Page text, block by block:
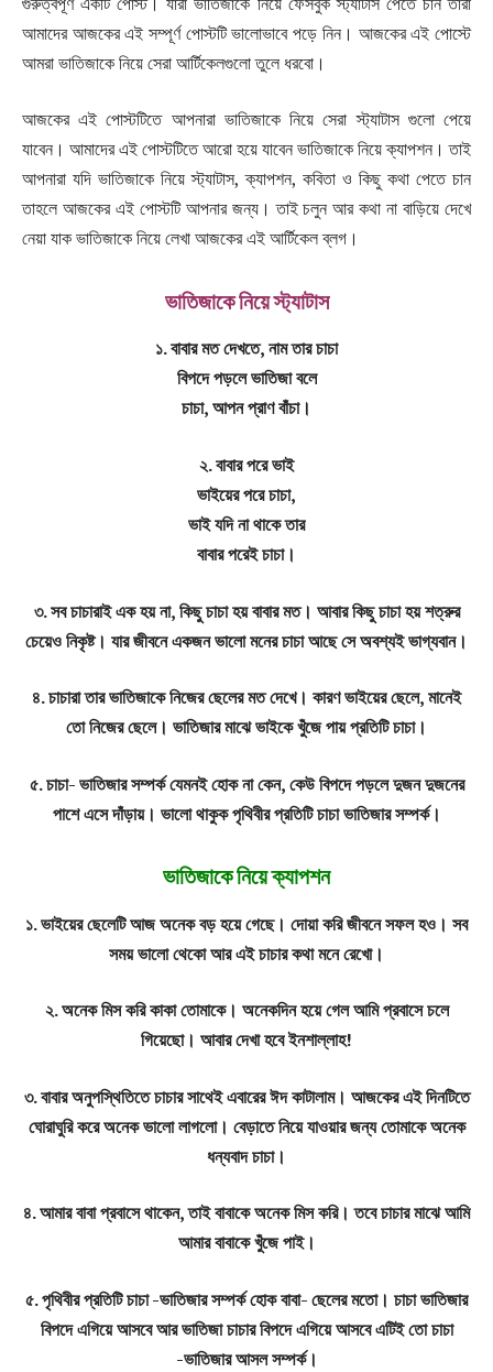
আমাদের আজকের এই সম্পূর্ণ পোস্টটি ভালোভাবে পড়ে নিন। আজকের এই পোস্টে
আমরা ভাতিজাকে নিয়ে সেরা আর্টিকেলগুলো তুলে ধরবো।
আজকের এই পোস্টটিতে আপনারা ভাতিজাকে নিয়ে সেরা স্ট্যাটাস গুলো পেয়ে
যাবেন। আমাদের এই পোস্টটিতে আরো হয়ে যাবেন ভাতিজাকে নিয়ে ক্যাপশন। তাই
আপনারা যদি ভাতিজাকে নিয়ে স্ট্যাটাস, ক্যাপশন, কবিতা ও কিছু কথা পেতে চান
তাহলে আজকের এই পোস্টটি আপনার জন্য। তাই চলুন আর কথা না বাড়িয়ে দেখে
নেয়া যাক ভাতিজাকে নিয়ে লেখা আজকের এই আর্টিকেল ব্লগ।
ভাতিজাকে নিয়ে স্ট্যাটাস
১. বাবার মত দেখতে, নাম তার চাচা
বিপদে পড়লে ভাতিজা বলে
চাচা, আপন প্রাণ বাঁচা।
২. বাবার পরে ভাই
ভাইয়ের পরে চাচা,
ভাই যদি না থাকে তার
বাবার পরেই চাচা।
৩. সব চাচারাই এক হয় না, কিছু চাচা হয় বাবার মত। আবার কিছু চাচা হয় শত্রুর
চেয়েও নিকৃষ্ট। যার জীবনে একজন ভালো মনের চাচা আছে সে অবশ্যই ভাগ্যবান।
৪. চাচারা তার ভাতিজাকে নিজের ছেলের মত দেখে। কারণ ভাইয়ের ছেলে, মানেই
তো নিজের ছেলে। ভাতিজার মাঝে ভাইকে খুঁজে পায় প্রতিটি চাচা।
৫. চাচা- ভাতিজার সম্পর্ক যেমনই হোক না কেন, কেউ বিপদে পড়লে দুজন দুজনের
পাশে এসে দাঁড়ায়। ভালো থাকুক পৃথিবীর প্রতিটি চাচা ভাতিজার সম্পর্ক।
ভাতিজাকে নিয়ে ক্যাপশন
১. ভাইয়ের ছেলেটি আজ অনেক বড় হয়ে গেছে। দোয়া করি জীবনে সফল হও। সব
সময় ভালো থেকো আর এই চাচার কথা মনে রেখো।
২. অনেক মিস করি কাকা তোমাকে। অনেকদিন হয়ে গেল আমি প্রবাসে চলে
গিয়েছো। আবার দেখা হবে ইনশাল্লাহ!
৩. বাবার অনুপস্থিতিতে চাচার সাথেই এবারের ঈদ কাটালাম। আজকের এই দিনটিতে
ঘোরাঘুরি করে অনেক ভালো লাগলো। বেড়াতে নিয়ে যাওয়ার জন্য তোমাকে অনেক
ধন্যবাদ চাচা।
৪. আমার বাবা প্রবাসে থাকেন, তাই বাবাকে অনেক মিস করি। তবে চাচার মাঝে আমি
আমার বাবাকে খুঁজে পাই।
৫. পৃথিবীর প্রতিটি চাচা -ভাতিজার সম্পর্ক হোক বাবা- ছেলের মতো। চাচা ভাতিজার
বিপদে এগিয়ে আসবে আর ভাতিজা চাচার বিপদে এগিয়ে আসবে এটিই তো চাচা
-ভাতিজার আসল সম্পর্ক।